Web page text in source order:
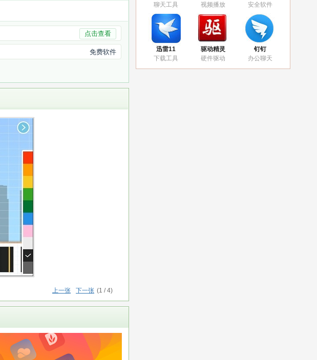
聊天工具
视频播放
安全软件
迅雷11
下载工具
驱动精灵
硬件驱动
钉钉
办公聊天
点击查看
免费软件
上一张 下一张 (1 /4)